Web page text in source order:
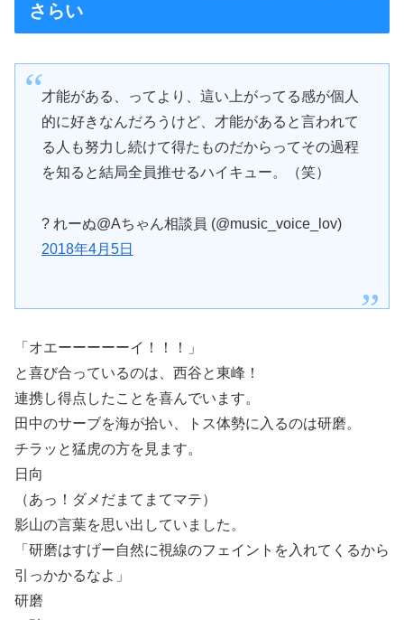
さらい
才能がある、ってより、這い上がってる感が個人
的に好きなんだろうけど、才能があると言われて
る人も努力し続けて得たものだからってその過程
を知ると結局全員推せるハイキュー。（笑）
? れーぬ@Aちゃん相談員 (@music_voice_lov)
2018年4月5日
「オエーーーーーイ！！！」
と喜び合っているのは、西谷と東峰！
連携し得点したことを喜んでいます。
田中のサーブを海が拾い、トス体勢に入るのは研磨。
チラッと猛虎の方を見ます。
日向
（あっ！ダメだまてまてマテ）
影山の言葉を思い出していました。
「研磨はすげー自然に視線のフェイントを入れてくるから
引っかかるなよ」
研磨